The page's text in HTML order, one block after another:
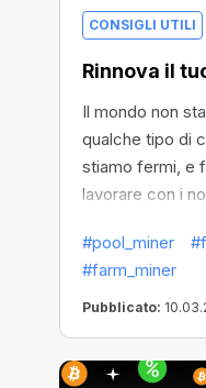
CONSIGLI UTILI
Rinnova il
Il mondo non
qualche tipo di
stiamo fermi, e
lavorare con i
deciso di
l'utilizzo di Pool
la funzione di
#pool_miner
#farm_miner
Pubblicato: